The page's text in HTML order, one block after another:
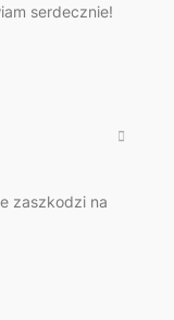
serdecznie!
zaszkodzi na